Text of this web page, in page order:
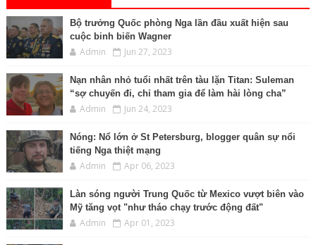
Bộ trưởng Quốc phòng Nga lần đầu xuất hiện sau
cuộc binh biến Wagner
Admin Jun 27, 2023
Nạn nhân nhỏ tuổi nhất trên tàu lặn Titan: Suleman
“sợ chuyến đi, chỉ tham gia để làm hài lòng cha”
Admin Jun 24, 2023
Nóng: Nổ lớn ở St Petersburg, blogger quân sự nổi
tiếng Nga thiệt mạng
Admin Apr 06, 2023
Làn sóng người Trung Quốc từ Mexico vượt biên vào
Mỹ tăng vọt "như tháo chạy trước động đất"
Admin Apr 01, 2023